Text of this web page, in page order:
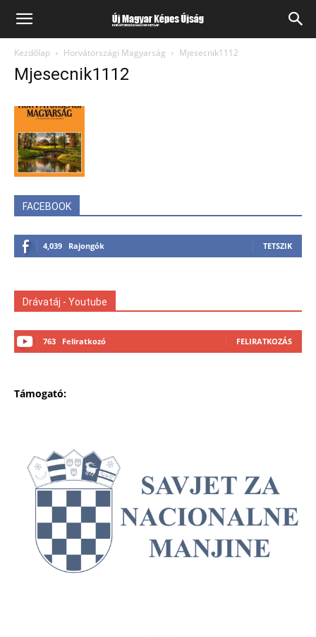
Kezdőlap Horvátországi Magyarság Mjesecnik1112
Mjesecnik1112
FACEBOOK
4,039 Rajongók TETSZIK
Drávatáj - Youtube
763 Feliratkozó FELIRATKOZÁS
Támogató: